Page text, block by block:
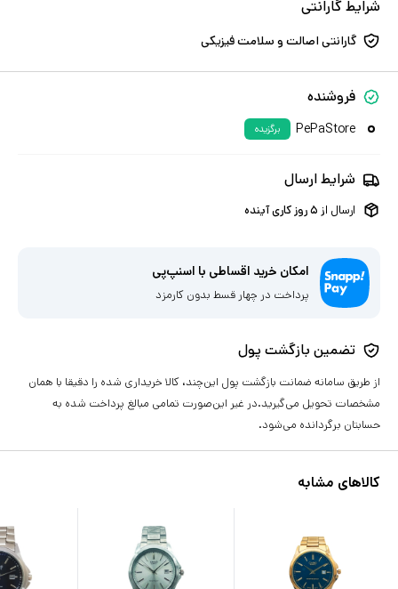
شرایط گارانتی
گارانتی اصالت و سلامت فیزیکی
فروشنده
PePaStore برگزیده
شرایط ارسال
ارسال از ۵روز کاری آینده
امکان خرید اقساطی با اسنپ‌پی
پرداخت در چهار قسط بدون کارمزد
تضمین بازگشت پول
از طریق سامانه ضمانت بازگشت پول این‌چند، کالا خریداری شده را دقیقا با همان
مشخصات تحویل می‌گیرید.در غیر این‌صورت تمامی مبالغ پرداخت شده به
حسابتان برگردانده می‌شود.
کالاهای مشابه